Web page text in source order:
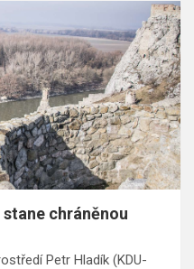
chráněnou
Petr Hladík (KDU-